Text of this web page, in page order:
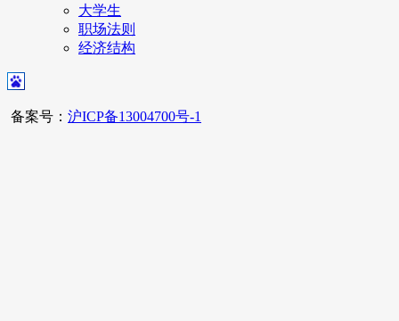
大学生
职场法则
经济结构
备案号： 沪ICP备13004700号-1